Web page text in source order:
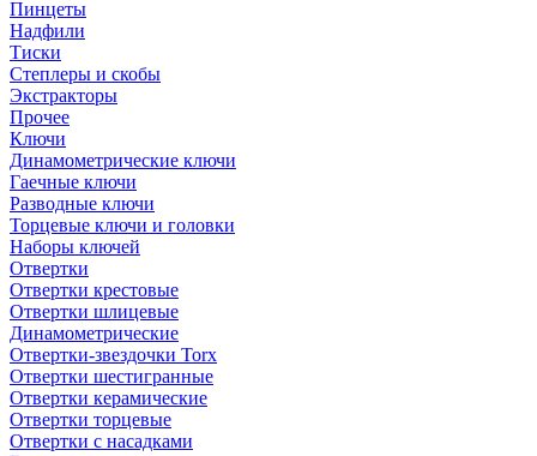
Пинцеты
Надфили
Тиски
Степлеры и скобы
Экстракторы
Прочее
Ключи
Динамометрические ключи
Гаечные ключи
Разводные ключи
Торцевые ключи и головки
Наборы ключей
Отвертки
Отвертки крестовые
Отвертки шлицевые
Динамометрические
Отвертки-звездочки Torx
Отвертки шестигранные
Отвертки керамические
Отвертки торцевые
Отвертки с насадками